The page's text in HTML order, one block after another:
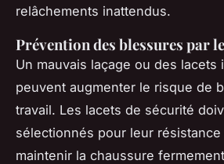
relâchements inattendus.
Prévention des blessures par
Un mauvais laçage ou des lacets
peuvent augmenter le risque de
travail. Les lacets de sécurité
sélectionnés pour leur
maintenir la chaussure